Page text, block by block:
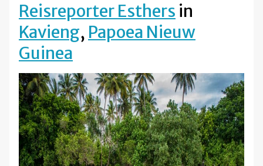
Reisreporter Esthers in
Kavieng, Papoea Nieuw
Guinea